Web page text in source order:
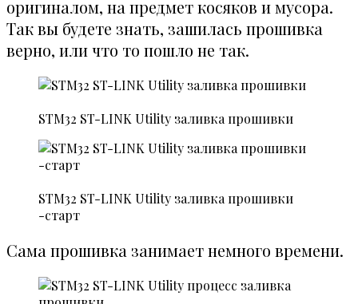
оригиналом, на предмет косяков и мусора.
Так вы будете знать, зашилась прошивка
верно, или что то пошло не так.
STM32 ST-LINK Utility заливка прошивки
STM32 ST-LINK Utility заливка прошивки
-старт
Сама прошивка занимает немного времени.